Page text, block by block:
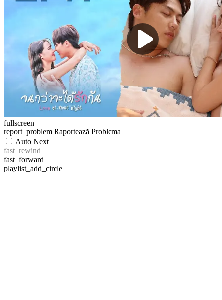
fullscreen
report_problem Raportează Problema
Auto Next
fast_rewind
fast_forward
playlist_add_circle